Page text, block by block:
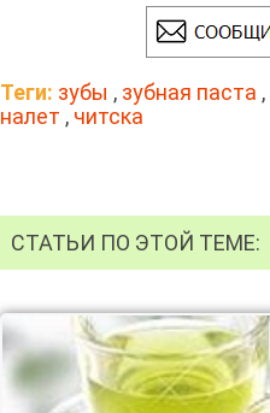
Теги: зубы , зубная паста ,
налет , читска
СТАТЬИ ПО ЭТОЙ ТЕМЕ: